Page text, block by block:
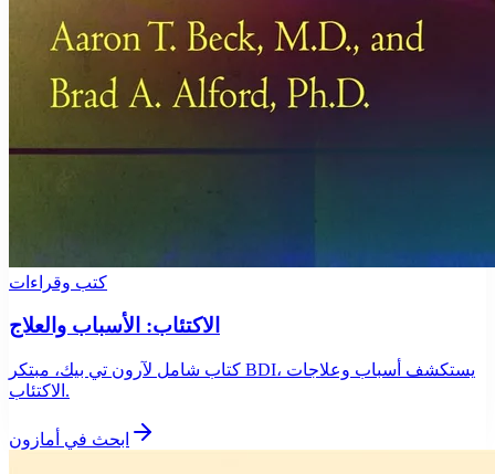
كتب وقراءات
الاكتئاب: الأسباب والعلاج
كتاب شامل لآرون تي بيك، مبتكر BDI، يستكشف أسباب وعلاجات
الاكتئاب.
ابحث في أمازون